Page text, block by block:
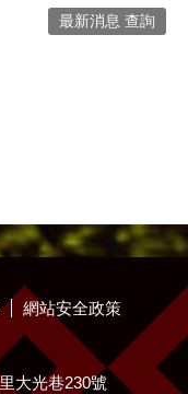
最新消息 查詢
網站安全政策
大光巷230號